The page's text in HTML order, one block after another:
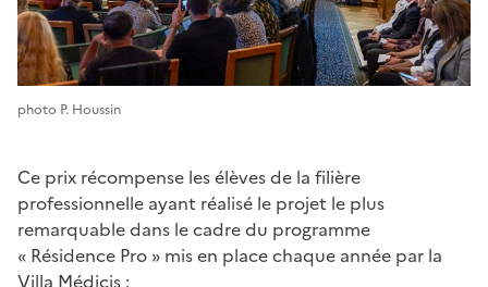
photo P. Houssin
Ce prix récompense les élèves de la filière
professionnelle ayant réalisé le projet le plus
remarquable dans le cadre du programme
« Résidence Pro » mis en place chaque année par la
Villa Médicis :